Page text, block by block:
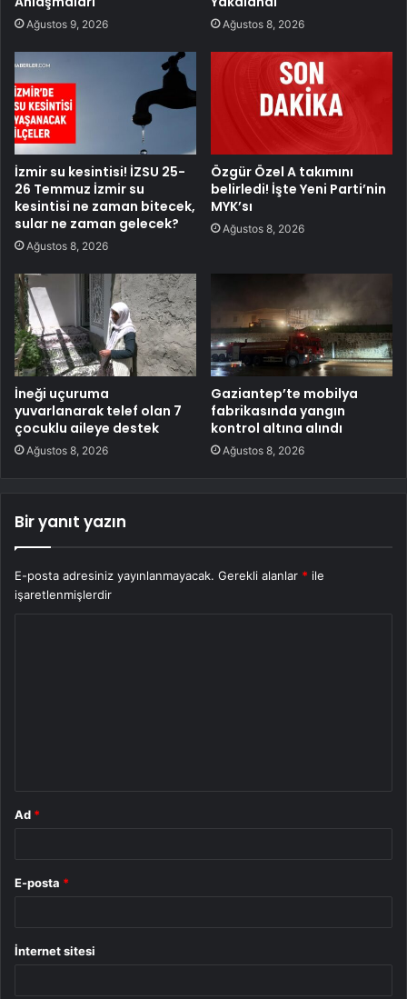
Ağustos 9, 2026 Ağustos 8, 2026
İzmir su kesintisi! İZSU 25-
26 Temmuz İzmir su
kesintisi ne zaman bitecek,
sular ne zaman gelecek?
Ağustos 8, 2026
Özgür Özel A takımını
belirledi! İşte Yeni Parti’nin
MYK’sı
Ağustos 8, 2026
İneği uçuruma
yuvarlanarak telef olan 7
çocuklu aileye destek
Ağustos 8, 2026
Gaziantep’te mobilya
fabrikasında yangın
kontrol altına alındı
Ağustos 8, 2026
Bir yanıt yazın
E-posta adresiniz yayınlanmayacak. Gerekli alanlar * ile
işaretlenmişlerdir
Ad *
E-posta *
İnternet sitesi